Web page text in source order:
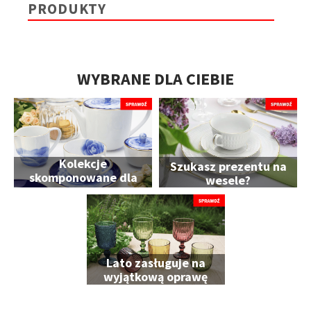
PRODUKTY
WYBRANE DLA CIEBIE
Kolekcje
skomponowane dla
Ciebie
Szukasz prezentu na
wesele?
Lato zasługuje na
wyjątkową oprawę